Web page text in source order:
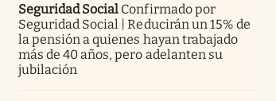
Seguridad Social Confirmado por
Seguridad Social | Reducirán un 15% de
la pensión a quienes hayan trabajado
más de 40 años, pero adelanten su
jubilación